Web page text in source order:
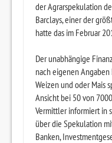
der Agrarspekulation
Barclays, einer der
hatte das im Februar
Der unabhängige
nach eigenen
Weizen und oder Mais
Ansicht bei 50 von
Vermittler informiert in
über die Spekulation
Banken,